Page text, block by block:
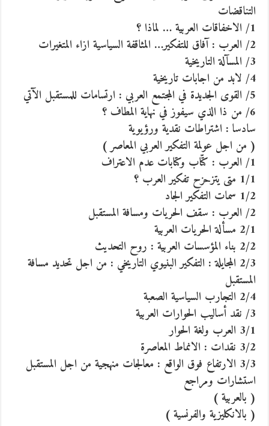
التناقضات
1/ الاخفاقات العربية … لماذا ؟
2/ العرب : آفاق للتفكير… المثاقفة السياسية ازاء المتغيرات
3/ المسآلة التاريخية
4/ لابد من اجابات تاريخية
5/ القوى الجديدة في المجتمع العربي : ارتسامات للمستقبل الآتي
6/ من ذا الذي سيفوز في نهاية المطاف ؟
سادسا : اشتراطات نقدية ورؤيوية
( من اجل عولمة التفكير العربي المعاصر )
1/ العرب : كتّاب وكتابات عدم الاعتراف
1/1 متى يتزحزح تفكير العرب ؟
1/2 سمات التفكير الجاد
2/ العرب : سقف الحريات ومسافة المستقبل
2/1 مسألة الحريات العربية
2/2 بناء المؤسسات العربية : روح التحديث
2/3 المجايلة : التفكير البنيوي التاريخي : من اجل تحديد مسافة
المستقبل
2/4 التجارب السياسية الصعبة
3/ نقد أساليب الحوارات العربية
3/1 العرب ولغة الحوار
3/2 نقدات : الانماط المعاصرة
3/3 الارتفاع فوق الواقع : معالجات منهجية من اجل المستقبل
استشارات ومراجع
( بالعربية )
( بالانكليزية والفرنسية )